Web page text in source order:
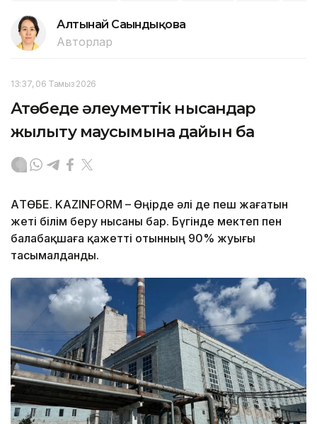
Алтынай Сағындықова
Авторлар
13:37, 06 Тамыз 2026
Ақтөбеде әлеуметтік нысандар
жылыту маусымына дайын ба
АҚТӨБЕ. KAZINFORM – Өңірде әлі де пеш жағатын
жеті білім беру нысаны бар. Бүгінде мектеп пен
балабақшаға қажетті отынның 90% жуығы
тасымалданды.